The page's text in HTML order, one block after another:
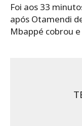
Foi aos 33
após Otamendi
Mbappé cobrou